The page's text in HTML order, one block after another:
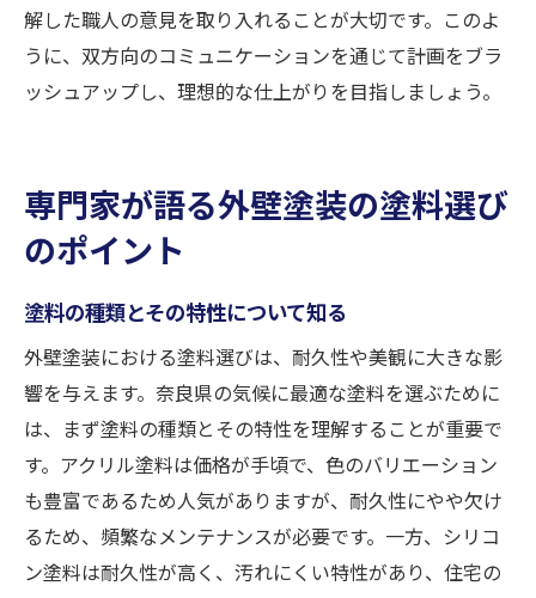
解した職人の意見を取り入れることが大切です。このよ
うに、双方向のコミュニケーションを通じて計画をブラ
ッシュアップし、理想的な仕上がりを目指しましょう。
専門家が語る外壁塗装の塗料選び
のポイント
塗料の種類とその特性について知る
外壁塗装における塗料選びは、耐久性や美観に大きな影
響を与えます。奈良県の気候に最適な塗料を選ぶために
は、まず塗料の種類とその特性を理解することが重要で
す。アクリル塗料は価格が手頃で、色のバリエーション
も豊富であるため人気がありますが、耐久性にやや欠け
るため、頻繁なメンテナンスが必要です。一方、シリコ
ン塗料は耐久性が高く、汚れにくい特性があり、住宅の